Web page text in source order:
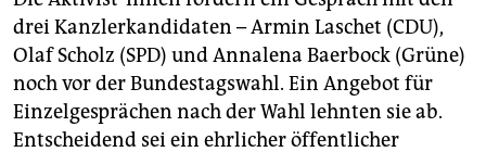
drei Kanzlerkandidaten – Armin Laschet (CDU),
Olaf Scholz (SPD) und Annalena Baerbock (Grüne)
noch vor der Bundestagswahl. Ein Angebot für
Einzelgesprächen nach der Wahl lehnten sie ab.
Entscheidend sei ein ehrlicher öffentlicher